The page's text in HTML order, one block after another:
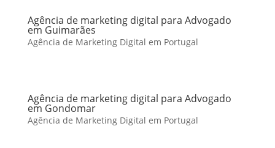
Agência de marketing digital para Advogado
em Guimarães
Agência de Marketing Digital em Portugal
Agência de marketing digital para Advogado
em Gondomar
Agência de Marketing Digital em Portugal